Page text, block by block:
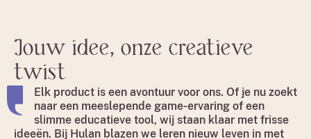
Jouw idee, onze creatieve
twist
Elk product is een avontuur voor ons. Of je nu zoekt
naar een meeslepende game-ervaring of een
slimme educatieve tool, wij staan klaar met frisse
ideeën. Bij Hulan blazen we leren nieuw leven in met